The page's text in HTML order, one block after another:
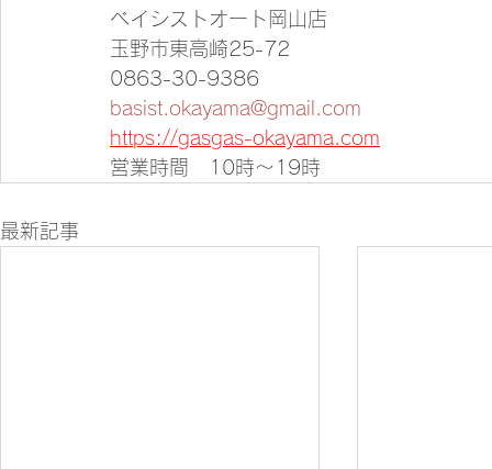
ベイシストオート岡山店
玉野市東高崎25-72
0863-30-9386
basist.okayama@gmail.com
https://gasgas-okayama.com
営業時間　10時～19時
最新記事